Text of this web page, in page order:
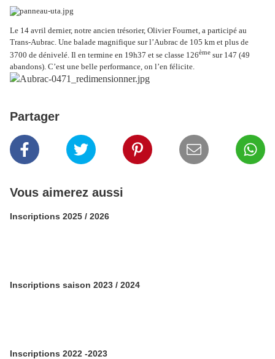
Le 14 avril dernier, notre ancien trésorier, Olivier Fournet, a participé au
Trans-Aubrac. Une balade magnifique sur l’Aubrac de 105 km et plus de
3700 de dénivelé. Il en termine en 19h37 et se classe 126ème sur 147 (49
abandons). C’est une belle performance, on l’en félicite.
Partager
Vous aimerez aussi
Inscriptions 2025 / 2026
Inscriptions saison 2023 / 2024
Inscriptions 2022 -2023